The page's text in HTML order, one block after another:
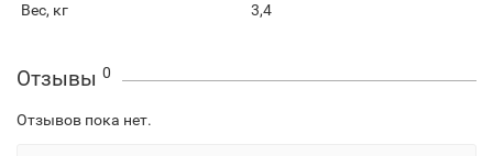
Вес, кг 3,4
Отзывы 0
Отзывов пока нет.